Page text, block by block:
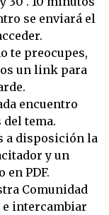
se enviará el
te preocupes,
un link para
encuentro
tema.
a disposición la
y un
PDF.
Comunidad
intercambiar